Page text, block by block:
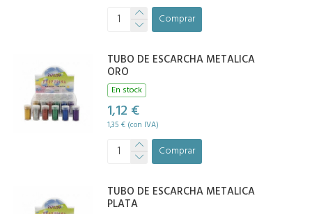
Comprar
TUBO DE ESCARCHA METALICA
ORO
En stock
1,12 €
1,35 € (con IVA)
Comprar
TUBO DE ESCARCHA METALICA
PLATA